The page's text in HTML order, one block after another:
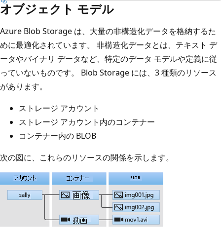
オブジェクト モデル
Azure Blob Storage は、大量の非構造化データを格納するた
めに最適化されています。 非構造化データとは、テキスト デ
ータやバイナリ データなど、特定のデータ モデルや定義に従
っていないものです。 Blob Storage には、3 種類のリソース
があります。
ストレージ アカウント
ストレージ アカウント内のコンテナー
コンテナー内の BLOB
次の図に、これらのリソースの関係を示します。